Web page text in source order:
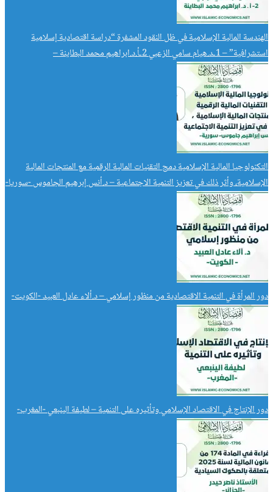
الهندسة المالية الإسلامية في ظل النقود المشفرة “دراسة اقتصادية إسلامية
استشرافية” – 1ـد.هيام سامي الزعبي 2ـأ.د.ابراهيم محمد البطاينة –
التكنولوجيا المالية الإسلامية دمج التقنيات المالية الرقمية مع المنتجات المالية
الإسلامية، وأثر ذلك في تعزيز التنمية الاجتماعية – د.أنس إبرهيم الجاموس -سوريا-
دور المرأة في التنمية الاقتصادية من منظور إسلامي – د.ألاء عادل العبيد -الكويت-
دور الإنتاج في الاقتصاد الإسلامي وتأثيره على التنمية – لطيفة الينبعي -المغرب-